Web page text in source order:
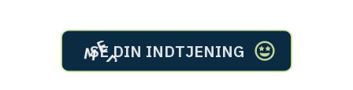
MEDET HUSBATTERI